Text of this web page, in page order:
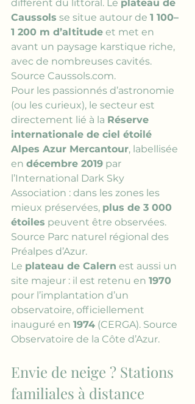
différent du littoral. Le plateau de
Caussols se situe autour de 1 100–
1 200 m d’altitude et met en
avant un paysage karstique riche,
avec de nombreuses cavités.
Source Caussols.com.
Pour les passionnés d’astronomie
(ou les curieux), le secteur est
directement lié à la Réserve
internationale de ciel étoilé
Alpes Azur Mercantour, labellisée
en décembre 2019 par
l’International Dark Sky
Association : dans les zones les
mieux préservées, plus de 3 000
étoiles peuvent être observées.
Source Parc naturel régional des
Préalpes d’Azur.
Le plateau de Calern est aussi un
site majeur : il est retenu en 1970
pour l’implantation d’un
observatoire, officiellement
inauguré en 1974 (CERGA). Source
Observatoire de la Côte d’Azur.
Envie de neige ? Stations
familiales à distance